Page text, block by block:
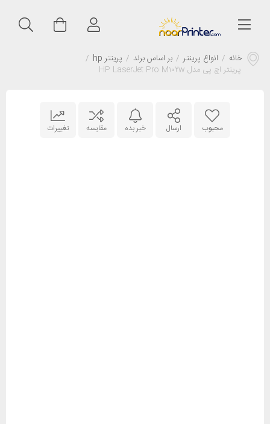
خانه / انواع پرینتر / بر اساس برند / پرینتر hp
/
پرینتر اچ پی مدل HP LaserJet Pro M۱۰۲w
محبوب ارسال خبر بده مقایسه تغییرات